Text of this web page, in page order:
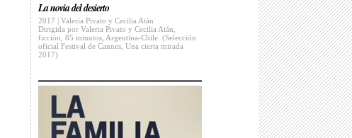
La novia del desierto
2017 | Valeria Pivato y Cecilia Atán
Dirigida por Valeria Pivato y Cecilia Atán,
ficción, 85 minutos, Argentina-Chile. (Selección
oficial Festival de Cannes, Una cierta mirada
2017)